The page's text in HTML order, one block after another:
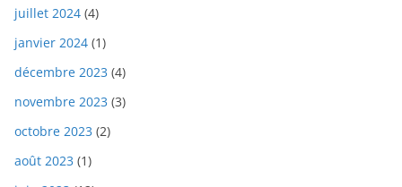
juillet 2024 (4)
janvier 2024 (1)
décembre 2023 (4)
novembre 2023 (3)
octobre 2023 (2)
août 2023 (1)